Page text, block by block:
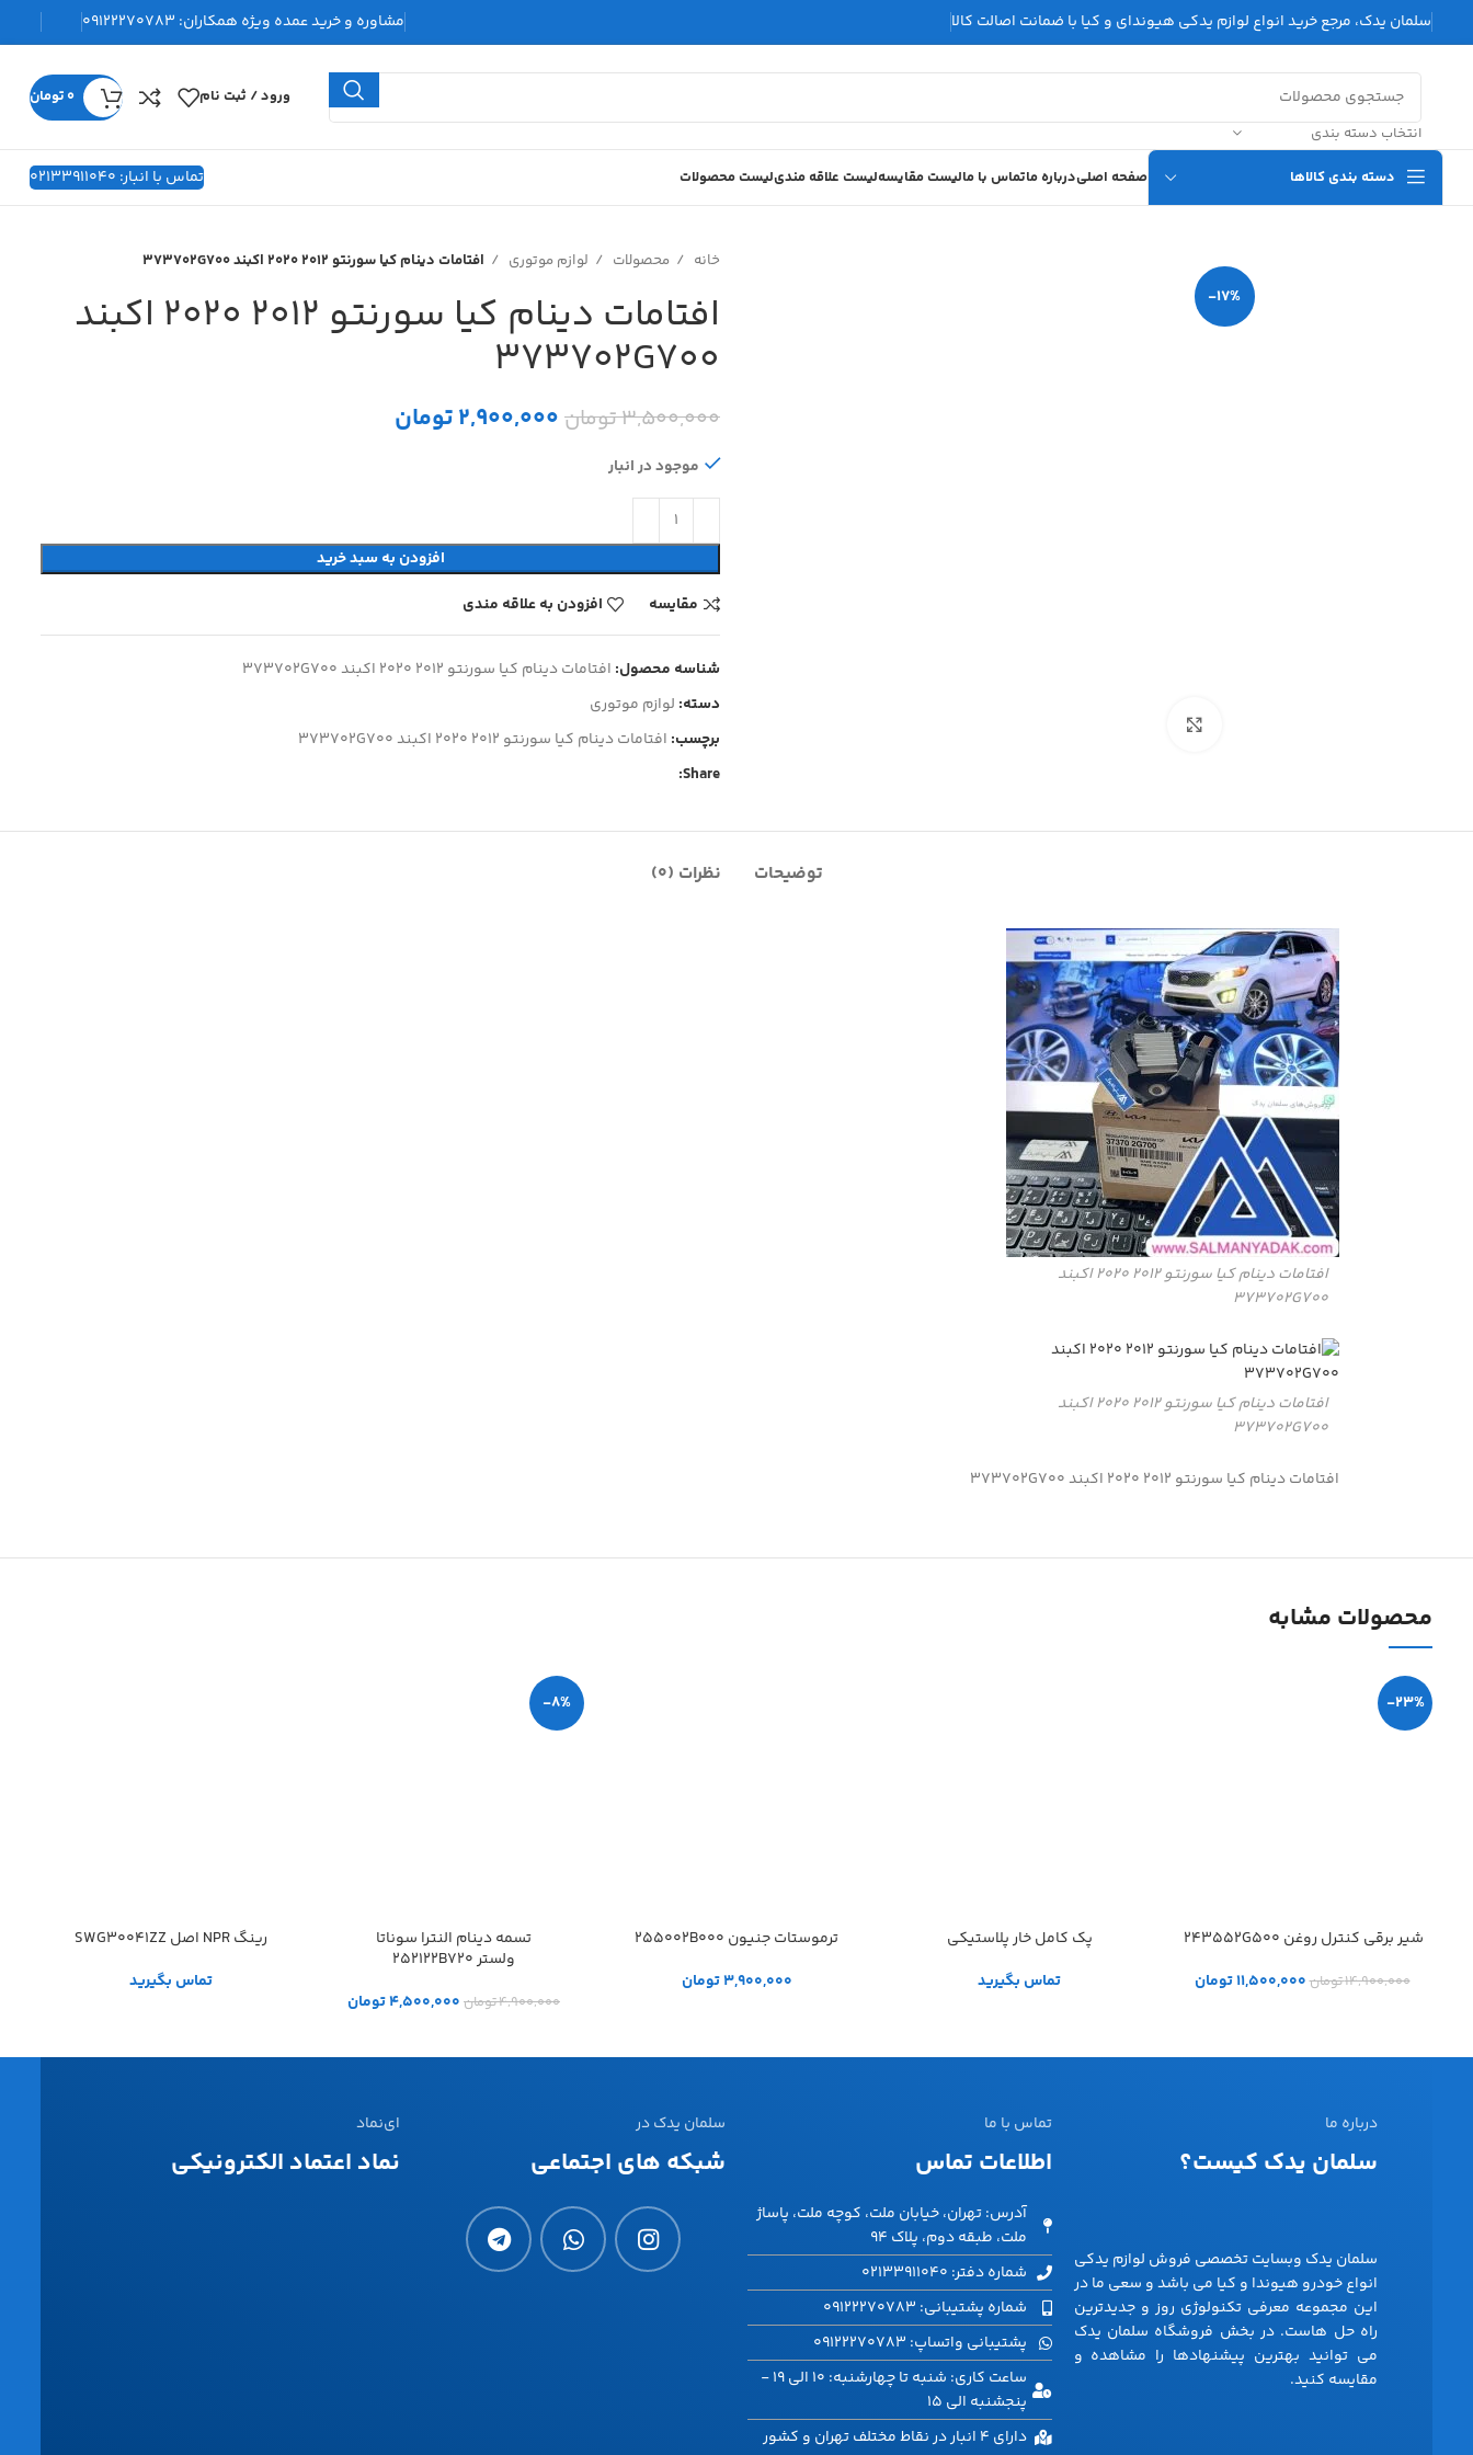
سلمان یدک، مرجع خرید انواع لوازم یدکی هیوندای و کیا با ضمانت اصالت کالا مشاوره و خرید عمده ویژه همکاران: 09122270783
انتخاب دسته بندی
ورود / ثبت نام 0 تومان
دسته بندی کالاها صفحه اصلیدرباره ماتماس با مالیست مقایسهلیست علاقه مندیلیست محصولات تماس با انبار: 02133911040
-17%
خانه محصولات لوازم موتوری افتامات دینام کیا سورنتو 2012 2020 اکبند 373702G700
افتامات دینام کیا سورنتو 2012 2020 اکبند
373702G700
3,500,000تومان2,900,000تومان
موجود در انبار
افزودن به سبد خرید
مقایسه
افزودن به علاقه مندی
شناسه محصول: افتامات دینام کیا سورنتو 2012 2020 اکبند 373702G700
دسته: لوازم موتوری
برچسب: افتامات دینام کیا سورنتو 2012 2020 اکبند 373702G700
Share:
توضیحات نظرات (0)
افتامات دینام کیا سورنتو 2012 2020 اکبند
373702G700
افتامات دینام کیا سورنتو 2012 2020 اکبند
373702G700
افتامات دینام کیا سورنتو 2012 2020 اکبند 373702G700
محصولات مشابه
-23%
شیر برقی کنترل روغن 243552G500
14,900,000تومان11,500,000تومان
پک کامل خار پلاستیکی
تماس بگیرید
ترموستات جنیون 255002B000
3,900,000تومان
-8%
تسمه دینام النترا سوناتا
ولستر 252122B720
4,900,000تومان 4,500,000تومان
رینگ NPR اصل SWG30041ZZ
تماس بگیرید
درباره ما
سلمان یدک کیست؟
سلمان یدک وبسایت تخصصی فروش لوازم یدکی
انواع خودرو هیوندا و کیا می باشد و سعی ما در
این مجموعه معرفی تکنولوژی روز و جدیدترین
راه حل هاست. در بخش فروشگاه سلمان یدک
می توانید بهترین پیشنهادها را مشاهده و
مقایسه کنید.
تماس با ما
اطلاعات تماس
آدرس: تهران، خیابان ملت، کوچه ملت، پاساژ
ملت، طبقه دوم، پلاک ۹۴
شماره دفتر: 02133911040
شماره پشتیبانی: 09122270783
پشتیبانی واتساپ: 09122270783
ساعت کاری: شنبه تا چهارشنبه: 10 الی 19 -
پنجشنبه الی 15
دارای 4 انبار در نقاط مختلف تهران و کشور
سلمان یدک در
شبکه های اجتماعی
ای‌نماد
نماد اعتماد الکترونیکی